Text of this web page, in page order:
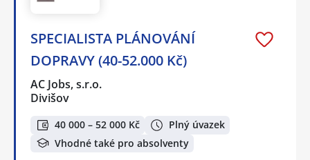
SPECIALISTA PLÁNOVÁNÍ
DOPRAVY (40-52.000 Kč)
AC Jobs, s.r.o.
Divišov
40 000 – 52 000 Kč
Plný úvazek
Vhodné také pro absolventy